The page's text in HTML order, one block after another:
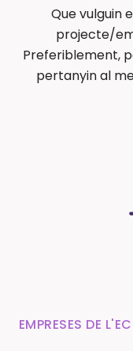
Que vulguin
projecte/
Preferiblement,
pertanyin al
EMPRESES DE